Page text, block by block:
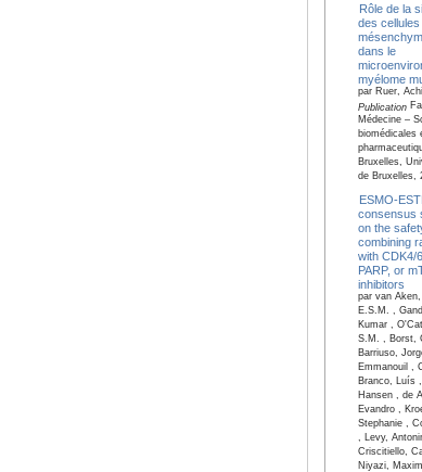
Rôle de la
des
dans le
myélome
par Ruer,
Publication
Médecine –
biomédicales
Bruxelles,
de Bruxelles,
ESMO-
consensus
on the
combining
with CDK4/
PARP, or
inhibitors
par van
E.S.M. ,
Kumar ,
S.M. , Borst,
Barriuso,
Emmanouil ,
Branco, Luís
Hansen , de
Evandro ,
Stephanie ,
, Levy,
Criscitiello,
Niyazi,